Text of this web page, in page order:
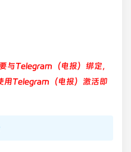
与Telegram（电报）绑定，
用Telegram（电报）激活即